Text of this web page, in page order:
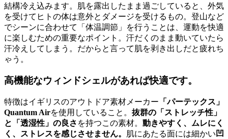
結構冷え込みます。肌を露出したまま過ごしていると、外気
を受けてヒトの体は意外とダメージを受けるもの。登山など
でシーンに合わせて「体温調節」を行うことは、運動を快適
に楽しむための重要なポイント。汗だくのまま動いていたら
汗冷えしてしまう。だからと言って肌を剥き出しだと疲れち
ゃう。
高機能なウィンドシェルがあれば快適です。
特徴はイギリスのアウトドア素材メーカー 「パーテックス」
Quantum Airを使用していること。 抜群の「ストレッチ性」
と「透湿性」の良さ を持つこの素材。 動きやすく、ムレにく
く、ストレスを感じさせません。 肌にあたる面には細かい 凹